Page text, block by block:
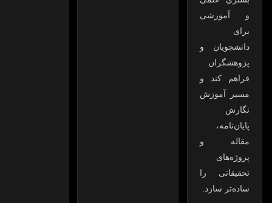
و آموزشی
برای
دانشجویان و
پژوهشگران
فراهم کند و
مسیر آموزش
نگارش
پایان‌نامه،
مقاله و
پروژه‌های
تحقیقاتی را
ساده‌تر سازد.